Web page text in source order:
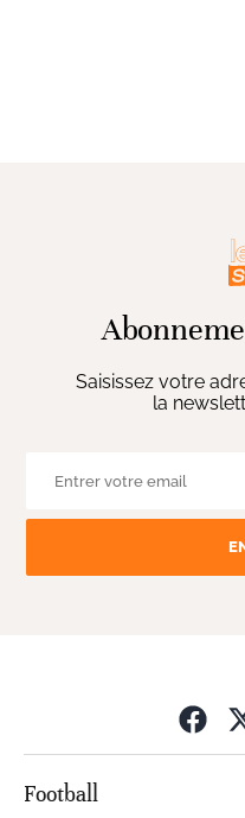
Saisissez votre
la
Football